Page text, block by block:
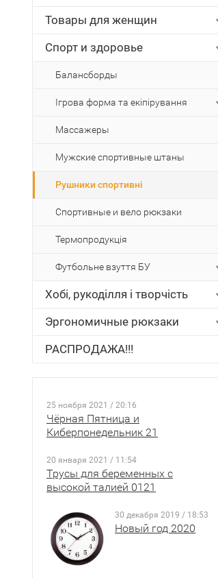
Товары для женщин
Спорт и здоровье
Балансборды
Ігрова форма та екіпірування
Массажеры
Мужские спортивные штаны
Рушники спортивні
Спортивные и вело рюкзаки
Термопродукція
Футбольне взуття БУ
Хобі, рукоділля і творчість
Эргономичные рюкзаки
РАСПРОДАЖА!!!
25 ноября 2021 / 20:16
Чёрная Пятница и
Киберпонедельник 21
20 января 2021 / 11:54
Трусы для беременных с
высокой талией 0121
30 декабря 2019 / 18:53
Новый год 2020